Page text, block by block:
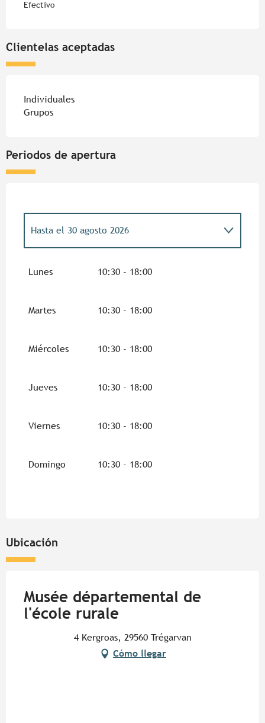
Efectivo
Clientelas aceptadas
Individuales
Grupos
Periodos de apertura
Hasta el 30 agosto 2026
2026
Lunes 10:30 - 18:00
Martes 10:30 - 18:00
Miércoles 10:30 - 18:00
Jueves 10:30 - 18:00
Viernes 10:30 - 18:00
Domingo 10:30 - 18:00
Ubicación
Musée départemental de
l'école rurale
4 Kergroas, 29560 Trégarvan
Cómo llegar